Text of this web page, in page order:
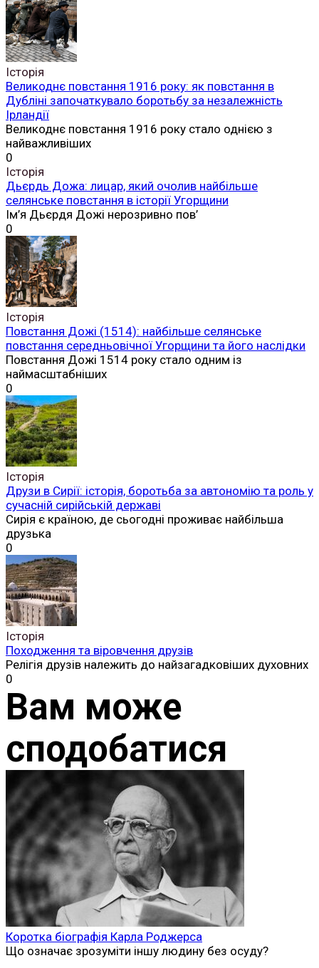
Історія
Великоднє повстання 1916 року: як повстання в
Дубліні започаткувало боротьбу за незалежність
Ірландії
Великоднє повстання 1916 року стало однією з
найважливіших
0
Історія
Дьєрдь Дожа: лицар, який очолив найбільше
селянське повстання в історії Угорщини
Ім’я Дьєрдя Дожі нерозривно пов’
0
Історія
Повстання Дожі (1514): найбільше селянське
повстання середньовічної Угорщини та його наслідки
Повстання Дожі 1514 року стало одним із
наймасштабніших
0
Історія
Друзи в Сирії: історія, боротьба за автономію та роль у
сучасній сирійській державі
Сирія є країною, де сьогодні проживає найбільша
друзька
0
Історія
Походження та віровчення друзів
Релігія друзів належить до найзагадковіших духовних
0
Вам може
сподобатися
Коротка біографія Карла Роджерса
Що означає зрозуміти іншу людину без осуду?